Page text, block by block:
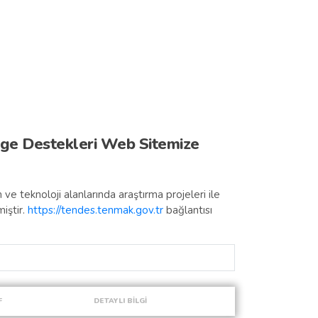
Destekleri Web Sitemize
ve teknoloji alanlarında araştırma projeleri ile
https://tendes.tenmak.gov.tr bağlantısı
DETAYLI BİLGİ